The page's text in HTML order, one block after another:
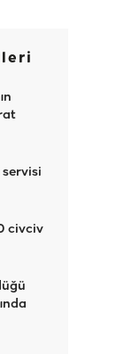
civciv